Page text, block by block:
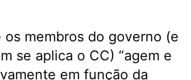
membros do governo (e
se aplica o CC) “agem e
em função da